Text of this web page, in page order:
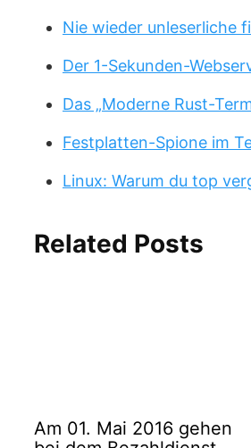
Nie wieder unleserliche
Der 1-Sekunden-
Das „Moderne Rust-
Festplatten-Spione im
Linux: Warum du top
Related Posts
Am 01. Mai 2016 gehen